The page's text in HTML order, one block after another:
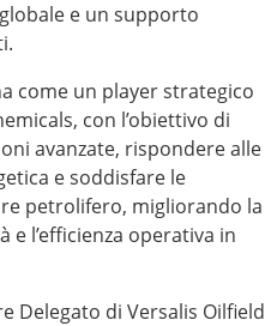
e un supporto
come un player strategico
con l’obiettivo di
avanzate, rispondere alle
e soddisfare le
petrolifero, migliorando la
l’efficienza operativa in
Delegato di Versalis Oilfield